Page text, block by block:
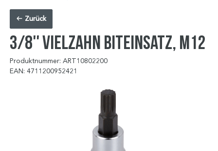
Zurück
3/8'' Vielzahn Biteinsatz, M12
Produktnummer: ART10802200
EAN: 4711200952421